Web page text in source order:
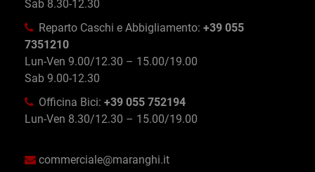
Sab 8.30-12.30
Reparto Caschi e Abbigliamento: +39 055
7351210
Lun-Ven 9.00/12.30 – 15.00/19.00
Sab 9.00-12.30
Officina Bici: +39 055 752194
Lun-Ven 8.30/12.30 – 15.00/19.00
commerciale@maranghi.it